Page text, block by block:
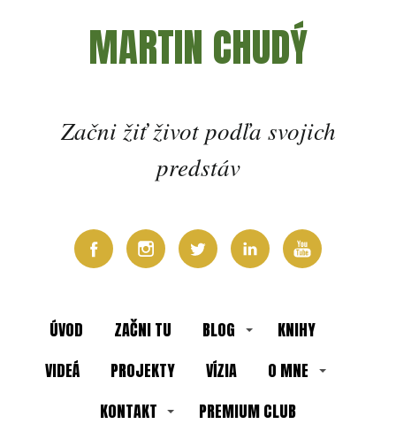
MARTIN CHUDÝ
Začni žiť život podľa svojich
predstáv
ÚVOD ZAČNI TU BLOG
KNIHY
VIDEÁ
PROJEKTY VÍZIA
O MNE
KONTAKT
PREMIUM CLUB